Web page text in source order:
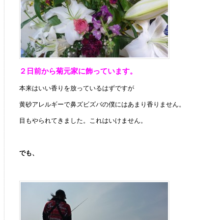
２ 日前から菊元家に飾っています。
本来はいい香りを放っているはずですが
黄砂アレルギーで鼻ズビズバの僕にはあまり香りません。
目もやられてきました。これはいけません。
でも、